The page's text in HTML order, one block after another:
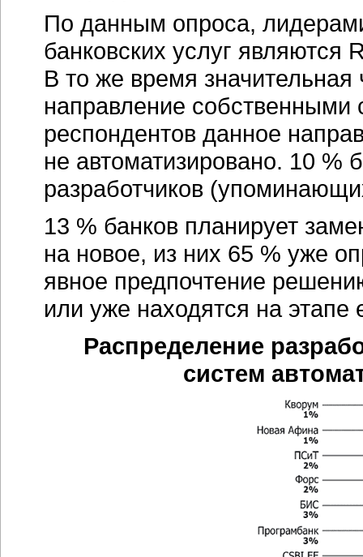
По данным опроса,
банковских услуг являются
В то же время значительная
направление
респондентов данное
не автоматизировано. 10 %
разработчиков
13 % банков планирует
на новое, из них 65 % уже
явное предпочтение
или уже находятся на этапе
Распределение
систем